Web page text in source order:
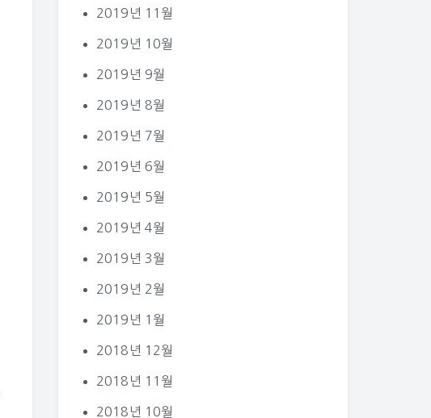
2019년 11월
2019년 10월
2019년 9월
2019년 8월
2019년 7월
2019년 6월
2019년 5월
2019년 4월
2019년 3월
2019년 2월
2019년 1월
2018년 12월
2018년 11월
2018년 10월